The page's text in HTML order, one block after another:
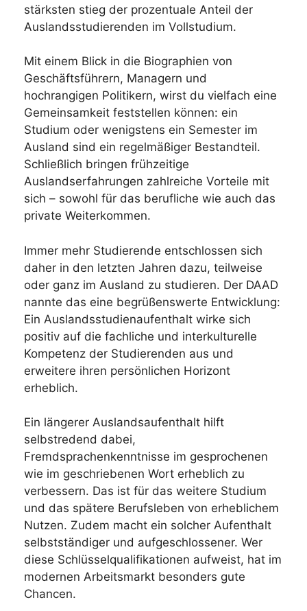
stärksten stieg der prozentuale Anteil der
Auslandsstudierenden im Vollstudium.
Mit einem Blick in die Biographien von
Geschäftsführern, Managern und
hochrangigen Politikern, wirst du vielfach eine
Gemeinsamkeit feststellen können: ein
Studium oder wenigstens ein Semester im
Ausland sind ein regelmäßiger Bestandteil.
Schließlich bringen frühzeitige
Auslandserfahrungen zahlreiche Vorteile mit
sich – sowohl für das berufliche wie auch das
private Weiterkommen.
Immer mehr Studierende entschlossen sich
daher in den letzten Jahren dazu, teilweise
oder ganz im Ausland zu studieren. Der DAAD
nannte das eine begrüßenswerte Entwicklung:
Ein Auslandsstudienaufenthalt wirke sich
positiv auf die fachliche und interkulturelle
Kompetenz der Studierenden aus und
erweitere ihren persönlichen Horizont
erheblich.
Ein längerer Auslandsaufenthalt hilft
selbstredend dabei,
Fremdsprachenkenntnisse im gesprochenen
wie im geschriebenen Wort erheblich zu
verbessern. Das ist für das weitere Studium
und das spätere Berufsleben von erheblichem
Nutzen. Zudem macht ein solcher Aufenthalt
selbstständiger und aufgeschlossener. Wer
diese Schlüsselqualifikationen aufweist, hat im
modernen Arbeitsmarkt besonders gute
Chancen.